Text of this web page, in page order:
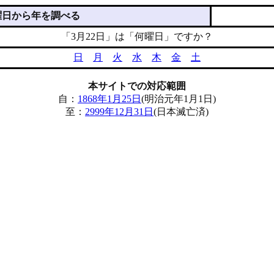
から年を調べる
「3月22日」は「何曜日」ですか？
日
月 火 水 木 金 土
本サイトでの対応範囲
自： 1868年1月25日 (明治元年1月1日)
至： 2999年12月31日 (日本滅亡済)